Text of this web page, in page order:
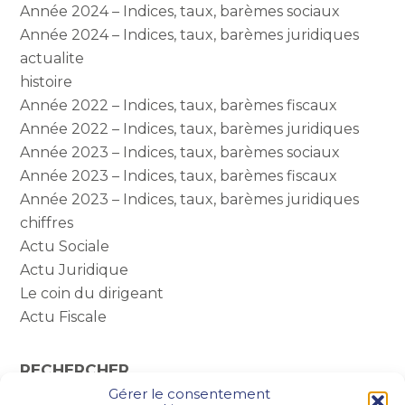
Gérer le consentement
Année 2024 – Indices, taux, barèmes sociaux
Année 2024 – Indices, taux, barèmes juridiques
actualite
histoire
Année 2022 – Indices, taux, barèmes fiscaux
Année 2022 – Indices, taux, barèmes juridiques
Année 2023 – Indices, taux, barèmes sociaux
Année 2023 – Indices, taux, barèmes fiscaux
Année 2023 – Indices, taux, barèmes juridiques
chiffres
Actu Sociale
Actu Juridique
Le coin du dirigeant
Actu Fiscale
RECHERCHER